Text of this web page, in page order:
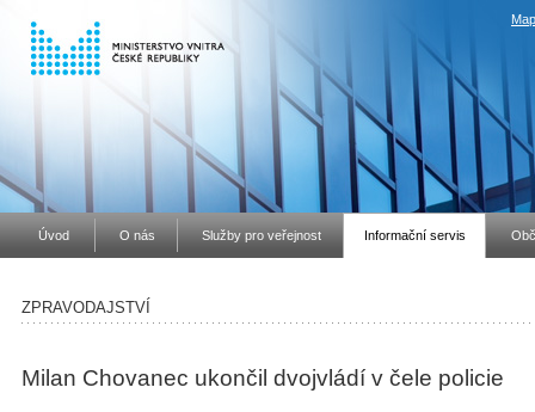
Úvod O nás Služby pro veřejnost Informační servis
ZPRAVODAJSTVÍ
Milan Chovanec ukončil dvojvládí v čele policie